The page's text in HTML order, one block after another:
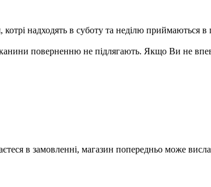
надходять в суботу та неділю приймаються в
поверненню не підлягають. Якщо Ви не
в замовленні, магазин попередньо може